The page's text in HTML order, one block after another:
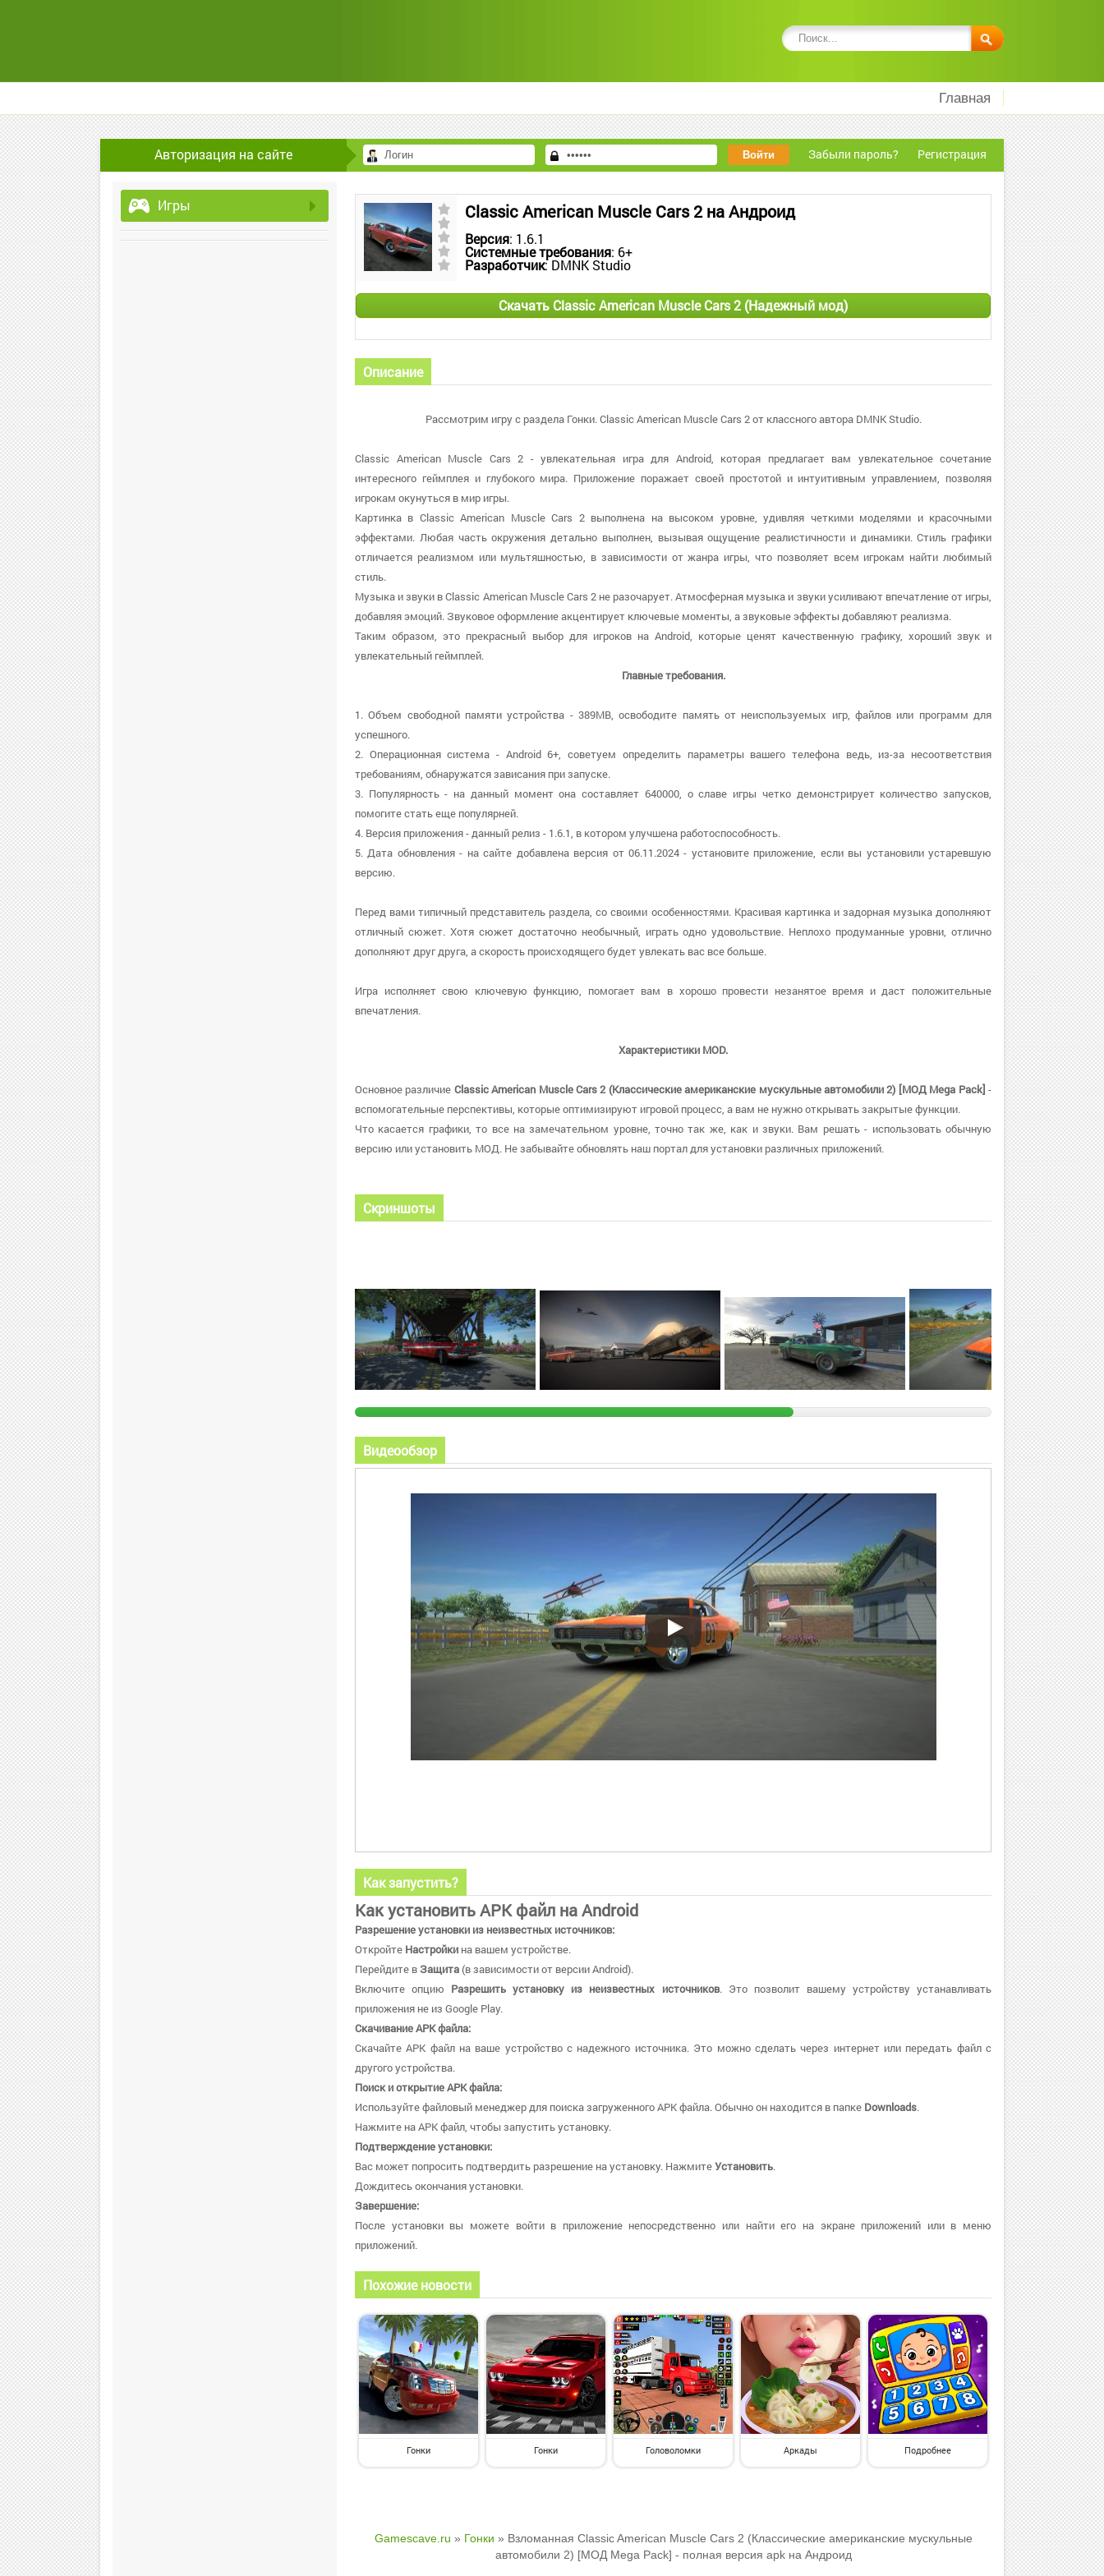
Главная
Авторизация на сайте Забыли пароль? Регистрация
Игры Classic American Muscle Cars 2 на Андроид
Версия: 1.6.1
Системные требования: 6+
Разработчик: DMNK Studio
Скачать Classic American Muscle Cars 2 (Надежный мод)
Описание
Рассмотрим игру с раздела Гонки. Classic American Muscle Cars 2 от классного автора DMNK Studio.
Classic American Muscle Cars 2 - увлекательная игра для Android, которая предлагает вам увлекательное сочетание
интересного геймплея и глубокого мира. Приложение поражает своей простотой и интуитивным управлением, позволяя
игрокам окунуться в мир игры.
Картинка в Classic American Muscle Cars 2 выполнена на высоком уровне, удивляя четкими моделями и красочными
эффектами. Любая часть окружения детально выполнен, вызывая ощущение реалистичности и динамики. Стиль графики
отличается реализмом или мультяшностью, в зависимости от жанра игры, что позволяет всем игрокам найти любимый
стиль.
Музыка и звуки в Classic American Muscle Cars 2 не разочарует. Атмосферная музыка и звуки усиливают впечатление от игры,
добавляя эмоций. Звуковое оформление акцентирует ключевые моменты, а звуковые эффекты добавляют реализма.
Таким образом, это прекрасный выбор для игроков на Android, которые ценят качественную графику, хороший звук и
увлекательный геймплей.
Главные требования.
1. Объем свободной памяти устройства - 389MB, освободите память от неиспользуемых игр, файлов или программ для
успешного.
2. Операционная система - Android 6+, советуем определить параметры вашего телефона ведь, из-за несоответствия
требованиям, обнаружатся зависания при запуске.
3. Популярность - на данный момент она составляет 640000, о cлаве игры четко демонстрирует количество запусков,
помогите стать еще популярней.
4. Версия приложения - данный релиз - 1.6.1, в котором улучшена работоспособность.
5. Дата обновления - на сайте добавлена версия от 06.11.2024 - установите приложение, если вы установили устаревшую
версию.
Перед вами типичный представитель раздела, со своими особенностями. Красивая картинка и задорная музыка дополняют
отличный сюжет. Хотя сюжет достаточно необычный, играть одно удовольствие. Неплохо продуманные уровни, отлично
дополняют друг друга, а скорость происходящего будет увлекать вас все больше.
Игра исполняет свою ключевую функцию, помогает вам в хорошо провести незанятое время и даст положительные
впечатления.
Характеристики MOD.
Основное различие Classic American Muscle Cars 2 (Классические американские мускульные автомобили 2) [МОД Mega Pack] -
вспомогательные перспективы, которые оптимизируют игровой процесс, а вам не нужно открывать закрытые функции.
Что касается графики, то все на замечательном уровне, точно так же, как и звуки. Вам решать - использовать обычную
версию или установить МОД. Не забывайте обновлять наш портал для установки различных приложений.
Скриншоты
Видеообзор
Как запустить?
Как установить APK файл на Android
Разрешение установки из неизвестных источников:
Откройте Настройки на вашем устройстве.
Перейдите вЗащита (в зависимости от версии Android).
Включите опцию Разрешить установку из неизвестных источников. Это позволит вашему устройству устанавливать
приложения не из Google Play.
Скачивание APK файла:
Скачайте APK файл на ваше устройство с надежного источника. Это можно сделать через интернет или передать файл с
другого устройства.
Поиск и открытие APK файла:
Используйте файловый менеджер для поиска загруженного APK файла. Обычно он находится в папке Downloads.
Нажмите на APK файл, чтобы запустить установку.
Подтверждение установки:
Вас может попросить подтвердить разрешение на установку. НажмитеУстановить.
Дождитесь окончания установки.
Завершение:
После установки вы можете войти в приложение непосредственно или найти его на экране приложений или в меню
приложений.
Похожие новости
Гонки Гонки Головоломки Аркады Подробнее
Gamescave.ru » Гонки » Взломанная Classic American Muscle Cars 2 (Классические американские мускульные
автомобили 2) [МОД Mega Pack] - полная версия apk на Андроид